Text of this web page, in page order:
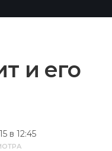
и его
в 12:45